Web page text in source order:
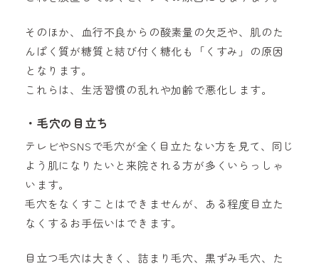
そのほか、血行不良からの酸素量の欠乏や、肌のた
んぱく質が糖質と結び付く糖化も「くすみ」の原因
となります。
これらは、生活習慣の乱れや加齢で悪化します。
・毛穴の目立ち
テレビやSNSで毛穴が全く目立たない方を見て、同じ
よう肌になりたいと来院される方が多くいらっしゃ
います。
毛穴をなくすことはできませんが、ある程度目立た
なくするお手伝いはできます。
目立つ毛穴は大きく、詰まり毛穴、黒ずみ毛穴、た